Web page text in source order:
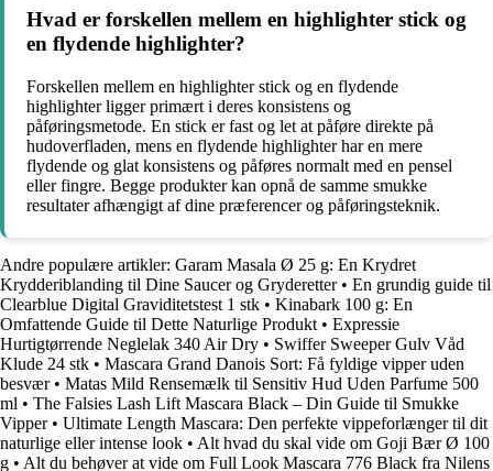
Hvad er forskellen mellem en highlighter stick og
en flydende highlighter?
Forskellen mellem en highlighter stick og en flydende
highlighter ligger primært i deres konsistens og
påføringsmetode. En stick er fast og let at påføre direkte på
hudoverfladen, mens en flydende highlighter har en mere
flydende og glat konsistens og påføres normalt med en pensel
eller fingre. Begge produkter kan opnå de samme smukke
resultater afhængigt af dine præferencer og påføringsteknik.
Andre populære artikler: Garam Masala Ø 25 g: En Krydret
Krydderiblanding til Dine Saucer og Gryderetter• En grundig guide til
Clearblue Digital Graviditetstest 1 stk • Kinabark 100 g: En
Omfattende Guide til Dette Naturlige Produkt • Expressie
Hurtigtørrende Neglelak 340 Air Dry • Swiffer Sweeper Gulv Våd
Klude 24 stk • Mascara Grand Danois Sort: Få fyldige vipper uden
besvær• Matas Mild Rensemælk til Sensitiv Hud Uden Parfume 500
ml • The Falsies Lash Lift Mascara Black – Din Guide til Smukke
Vipper• Ultimate Length Mascara: Den perfekte vippeforlænger til dit
naturlige eller intense look • Alt hvad du skal vide om Goji Bær Ø 100
g • Alt du behøver at vide om Full Look Mascara 776 Black fra Nilens